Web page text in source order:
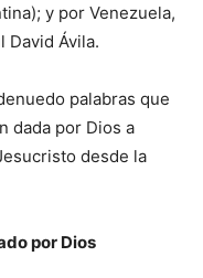
y por Venezuela,
David Ávila.
palabras que
dada por Dios a
desde la
por Dios